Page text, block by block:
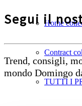
Home
Contract
TUTTI I
Segui il
Trend, consigli,
mondo Domingo